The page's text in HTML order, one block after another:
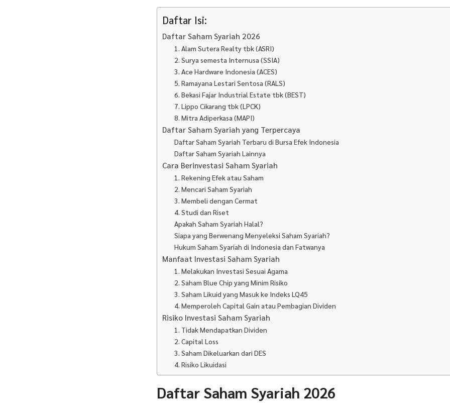
Daftar Isi:
Daftar Saham Syariah 2026
1. Alam Sutera Realty tbk (ASRI)
2. Surya semesta Internusa (SSIA)
3. Ace Hardware Indonesia (ACES)
5. Ramayana Lestari Sentosa (RALS)
6. Bekasi Fajar Industrial Estate tbk (BEST)
7. Lippo Cikarang tbk (LPCK)
8. Mitra Adiperkasa (MAPI)
Daftar Saham Syariah yang Terpercaya
Daftar Saham Syariah Terbaru di Bursa Efek Indonesia
Daftar Saham Syariah Lainnya
Cara Berinvestasi Saham Syariah
1. Rekening Efek atau Saham
2. Mencari Saham Syariah
3. Membeli dengan Cermat
4. Studi dan Riset
Apakah Saham Syariah Halal?
Siapa yang Berwenang Menyeleksi Saham Syariah?
Hukum Saham Syariah di Indonesia dan Fatwanya
Manfaat Investasi Saham Syariah
1. Melakukan Investasi Sesuai Agama
2. Saham Blue Chip yang Minim Risiko
3. Saham Likuid yang Masuk ke Indeks LQ45
4. Memperoleh Capital Gain atau Pembagian Dividen
Risiko Investasi Saham Syariah
1. Tidak Mendapatkan Dividen
2. Capital Loss
3. Saham Dikeluarkan dari DES
4. Risiko Likuidasi
Daftar Saham Syariah 2026